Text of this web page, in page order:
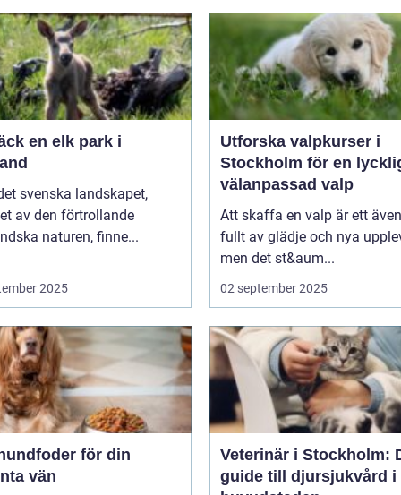
en elk park i
svenska landskapet,
av den förtrollande
naturen, finne...
2025
Utforska valpkurser i
Stockholm för en
välanpassad valp
Att skaffa en valp är ett
fullt av glädje och nya
men det st&aum...
02 september 2025
för din
vän
Veterinär i Stockholm:
guide till djursjukvård i